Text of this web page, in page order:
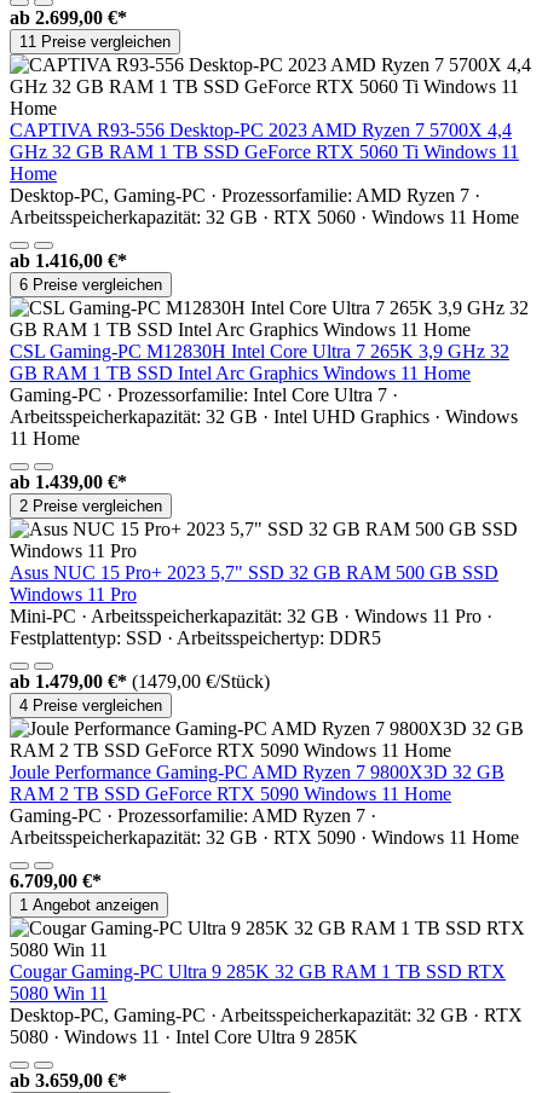
ab 2.699,00 €*
11 Preise vergleichen
CAPTIVA R93-556 Desktop-PC 2023 AMD Ryzen 7 5700X 4,4
GHz 32 GB RAM 1 TB SSD GeForce RTX 5060 Ti Windows 11
Home
Desktop-PC, Gaming-PC · Prozessorfamilie: AMD Ryzen 7 ·
Arbeitsspeicherkapazität: 32 GB · RTX 5060 · Windows 11 Home
ab 1.416,00 €*
6 Preise vergleichen
CSL Gaming-PC M12830H Intel Core Ultra 7 265K 3,9 GHz 32
GB RAM 1 TB SSD Intel Arc Graphics Windows 11 Home
Gaming-PC · Prozessorfamilie: Intel Core Ultra 7 ·
Arbeitsspeicherkapazität: 32 GB · Intel UHD Graphics · Windows
11 Home
ab 1.439,00 €*
2 Preise vergleichen
Asus NUC 15 Pro+ 2023 5,7" SSD 32 GB RAM 500 GB SSD
Windows 11 Pro
Mini-PC · Arbeitsspeicherkapazität: 32 GB · Windows 11 Pro ·
Festplattentyp: SSD · Arbeitsspeichertyp: DDR5
ab 1.479,00 €* (1479,00 €/Stück)
4 Preise vergleichen
Joule Performance Gaming-PC AMD Ryzen 7 9800X3D 32 GB
RAM 2 TB SSD GeForce RTX 5090 Windows 11 Home
Gaming-PC · Prozessorfamilie: AMD Ryzen 7 ·
Arbeitsspeicherkapazität: 32 GB · RTX 5090 · Windows 11 Home
6.709,00 €*
1 Angebot anzeigen
Cougar Gaming-PC Ultra 9 285K 32 GB RAM 1 TB SSD RTX
5080 Win 11
Desktop-PC, Gaming-PC · Arbeitsspeicherkapazität: 32 GB · RTX
5080 · Windows 11 · Intel Core Ultra 9 285K
ab 3.659,00 €*